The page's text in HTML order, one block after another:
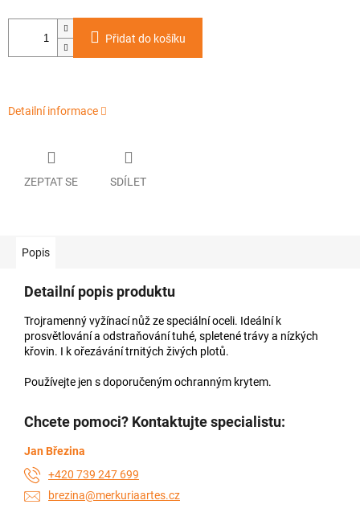
Přidat do košíku
Detailní informace
ZEPTAT SE SDÍLET
Popis
Detailní popis produktu
Trojramenný vyžínací nůž ze speciální oceli. Ideální k
prosvětlování a odstraňování tuhé, spletené trávy a nízkých
křovin. I k ořezávání trnitých živých plotů.
Používejte jen s doporučeným ochranným krytem.
Chcete pomoci? Kontaktujte specialistu:
Jan Březina
+420 739 247 699
brezina@merkuriaartes.cz